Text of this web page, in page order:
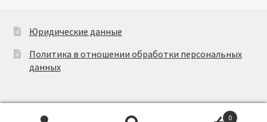
Юридические данные
Политика в отношении обработки персональных
данных
0